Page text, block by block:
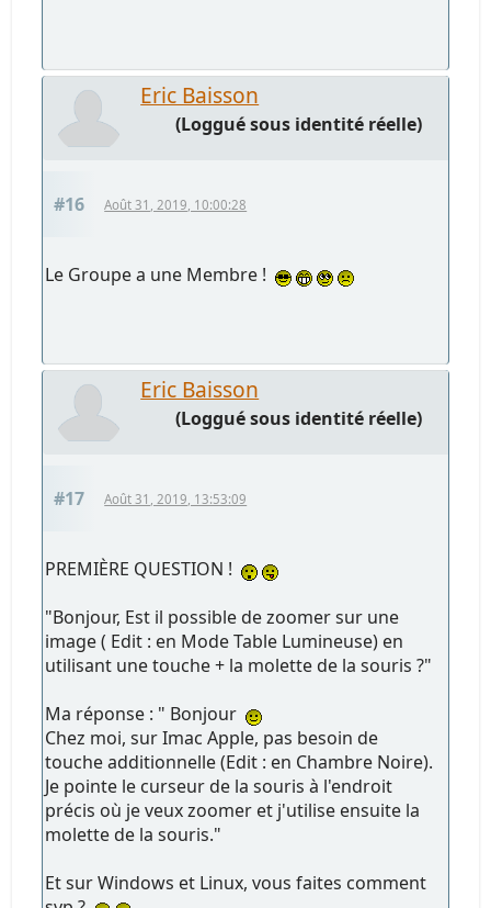
Eric Baisson
(Loggué sous identité réelle)
#16 Août 31, 2019, 10:00:28
Le Groupe a une Membre !
Eric Baisson
(Loggué sous identité réelle)
#17 Août 31, 2019, 13:53:09
PREMIÈRE QUESTION !
"Bonjour, Est il possible de zoomer sur une
image ( Edit : en Mode Table Lumineuse) en
utilisant une touche + la molette de la souris ?"
Ma réponse : " Bonjour
Chez moi, sur Imac Apple, pas besoin de
touche additionnelle (Edit : en Chambre Noire).
Je pointe le curseur de la souris à l'endroit
précis où je veux zoomer et j'utilise ensuite la
molette de la souris."
Et sur Windows et Linux, vous faites comment